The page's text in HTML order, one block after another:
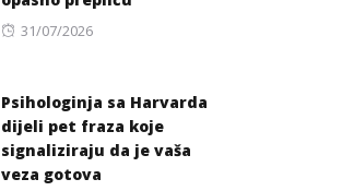
Posted
31/07/2026
Psihologinja sa Harvarda
dijeli pet fraza koje
signaliziraju da je vaša
veza gotova